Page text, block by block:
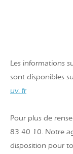
Les informations
sont disponibles
uv. fr
Pour plus de
83 40 10. Notre
disposition pour